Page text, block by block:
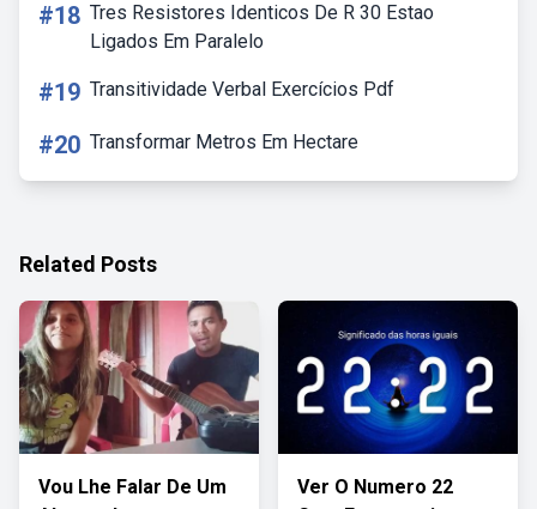
#18 Tres Resistores Identicos De R 30 Estao
Ligados Em Paralelo
#19 Transitividade Verbal Exercícios Pdf
#20 Transformar Metros Em Hectare
Related Posts
Vou Lhe Falar De Um
Ver O Numero 22